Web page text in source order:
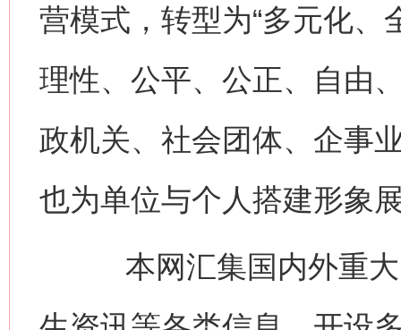
营模式，转型为“多元化、
理性、公平、公正、自由
政机关、社会团体、企事
也为单位与个人搭建形象
本网汇集国内外重大